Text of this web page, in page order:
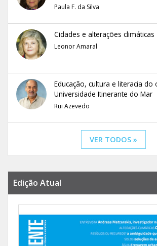
Paula F. da Silva
Cidades e alterações climáticas
Leonor Amaral
Educação, cultura e literacia do
Universidade Itinerante do Mar
Rui Azevedo
VER TODOS »
Edição Atual